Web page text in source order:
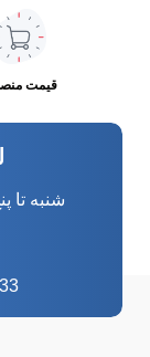
قیمت
شنبه تا پنج شنبه 9 الی